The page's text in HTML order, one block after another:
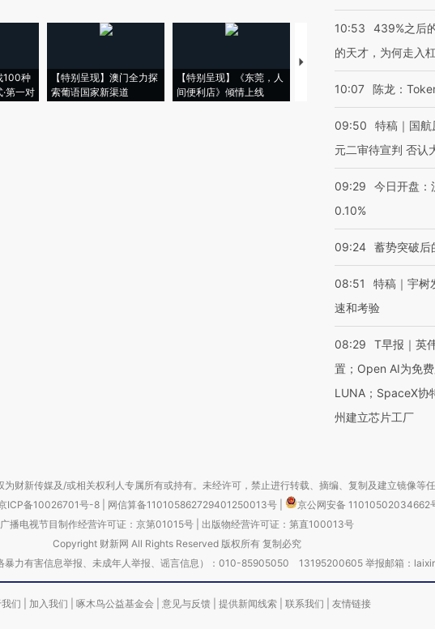
100种
第一对
【特别呈现】澳门全力探
索葡语国家新渠道
【特别呈现】《东莞，人
间便利店》倾情上线
【推广】走进第四届链博
10:53
439%之后
的天才，为何走入
10:07 陈龙：
09:50
特稿｜国
元二审待宣判 否认
09:29
今日开盘
0.10%
09:24 蓄势突破后
08:51
特稿｜宇树
速和考验
08:29
T早报｜英
置；Open AI为免
LUNA；SpaceX协
州建立芯片工厂
财新传媒及/或相关权利人专属所有或持有。未经许可，禁止进行转载、摘编、复制及建立镜像等任
ICP备10026701号-8 网信算备110105862729401250013号
京公网安备 11010502034662
广播电视节目制作经营许可证：京第01015号| 出版物经营许可证：第直100013号
Copyright 财新网 All Rights Reserved 版权所有 复制必究
暴力有害信息举报、未成年人举报、谣言信息）：010-85905050 13195200605 举报邮箱：
们 加入我们 啄木鸟公益基金会 意见与反馈 提供新闻线索 联系我们 友情链接